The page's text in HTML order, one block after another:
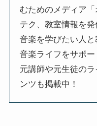
むためのメディア
テク、教室情報を発
音楽を学びたい人
音楽ライフをサポー
元講師や元生徒の
ンツも掲載中！